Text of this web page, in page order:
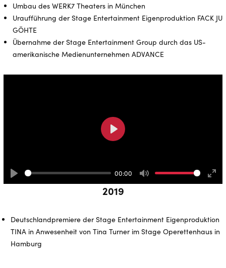
Umbau des WERK7 Theaters in München
Uraufführung der Stage Entertainment Eigenproduktion FACK JU
GÖHTE
Übernahme der Stage Entertainment Group durch das US-
amerikanische Medienunternehmen ADVANCE
2019
Deutschlandpremiere der Stage Entertainment Eigenproduktion
TINA in Anwesenheit von Tina Turner im Stage Operettenhaus in
Hamburg
Play
00:00
Mute
Play